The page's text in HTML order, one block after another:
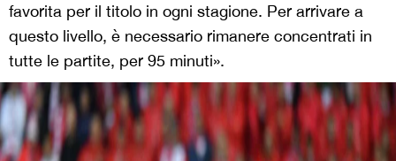
favorita per il titolo in ogni stagione. Per arrivare a
questo livello, è necessario rimanere concentrati in
tutte le partite, per 95 minuti».